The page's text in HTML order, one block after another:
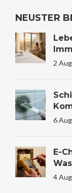
NEUSTER
Und
2
6
E-
4